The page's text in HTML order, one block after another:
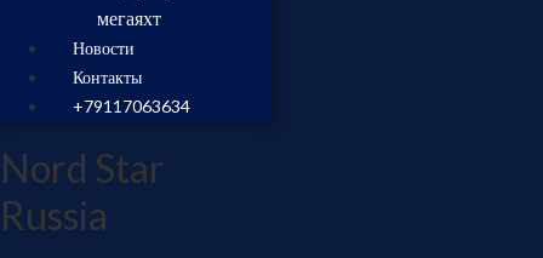
мегаяхт
Новости
Контакты
+79117063634
Nord Star
Russia